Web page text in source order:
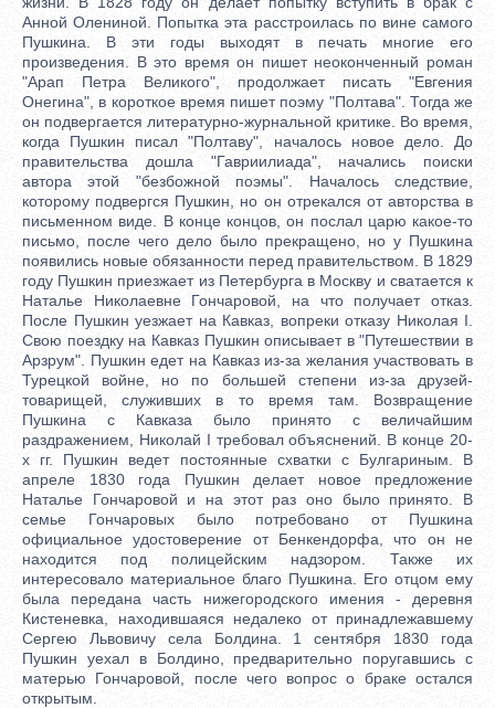
Анной Олениной. Попытка эта расстроилась по вине самого
Пушкина. В эти годы выходят в печать многие его
произведения. В это время он пишет неоконченный роман
"Арап Петра Великого", продолжает писать "Евгения
Онегина", в короткое время пишет поэму "Полтава". Тогда же
он подвергается литературно-журнальной критике. Во время,
когда Пушкин писал "Полтаву", началось новое дело. До
правительства дошла "Гавриилиада", начались поиски
автора этой "безбожной поэмы". Началось следствие,
которому подвергся Пушкин, но он отрекался от авторства в
письменном виде. В конце концов, он послал царю какое-то
письмо, после чего дело было прекращено, но у Пушкина
появились новые обязанности перед правительством. В 1829
году Пушкин приезжает из Петербурга в Москву и сватается к
Наталье Николаевне Гончаровой, на что получает отказ.
После Пушкин уезжает на Кавказ, вопреки отказу Николая I.
Свою поездку на Кавказ Пушкин описывает в "Путешествии в
Арзрум". Пушкин едет на Кавказ из-за желания участвовать в
Турецкой войне, но по большей степени из-за друзей-
товарищей, служивших в то время там. Возвращение
Пушкина с Кавказа было принято с величайшим
раздражением, Николай I требовал объяснений. В конце 20-
х гг. Пушкин ведет постоянные схватки с Булгариным. В
апреле 1830 года Пушкин делает новое предложение
Наталье Гончаровой и на этот раз оно было принято. В
семье Гончаровых было потребовано от Пушкина
официальное удостоверение от Бенкендорфа, что он не
находится под полицейским надзором. Также их
интересовало материальное благо Пушкина. Его отцом ему
была передана часть нижегородского имения - деревня
Кистеневка, находившаяся недалеко от принадлежавшему
Сергею Львовичу села Болдина. 1 сентября 1830 года
Пушкин уехал в Болдино, предварительно поругавшись с
матерью Гончаровой, после чего вопрос о браке остался
открытым.